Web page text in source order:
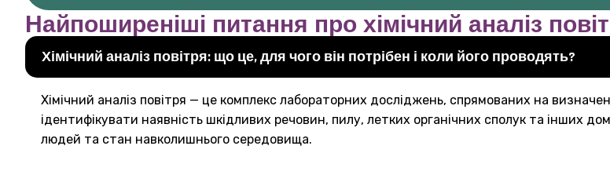
Найпоширеніші питання про хімічний аналіз
Хімічний аналіз повітря: що це, для чого він потрібен і коли його проводять?
Хімічний аналіз повітря — це комплекс лабораторних досліджень, спрямованих на
ідентифікувати наявність шкідливих речовин, пилу, летких органічних сполук та інших
людей та стан навколишнього середовища.